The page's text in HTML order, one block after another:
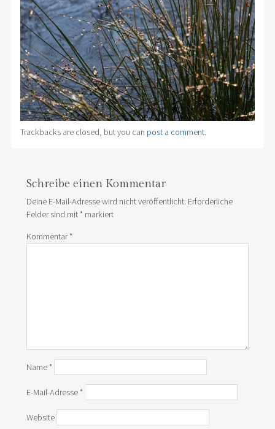
Trackbacks are closed, but you can post a comment.
Schreibe einen Kommentar
Deine E-Mail-Adresse wird nicht veröffentlicht. Erforderliche
Felder sind mit*markiert
Kommentar*
Name*
E-Mail-Adresse*
Website